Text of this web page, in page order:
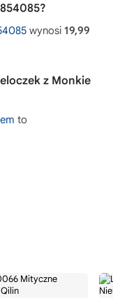
wynosi 19,99
z Monkie
to